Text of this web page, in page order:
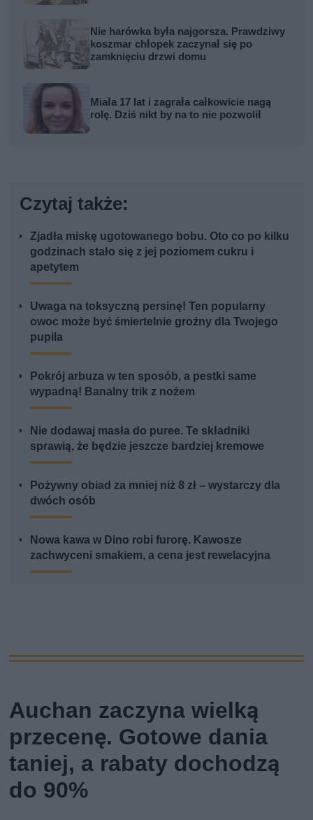
Nie harówka była najgorsza. Prawdziwy
koszmar chłopek zaczynał się po
zamknięciu drzwi domu
Miała 17 lat i zagrała całkowicie nagą
rolę. Dziś nikt by na to nie pozwolił
Czytaj także:
Zjadła miskę ugotowanego bobu. Oto co po kilku
godzinach stało się z jej poziomem cukru i
apetytem
Uwaga na toksyczną persinę! Ten popularny
owoc może być śmiertelnie groźny dla Twojego
pupila
Pokrój arbuza w ten sposób, a pestki same
wypadną! Banalny trik z nożem
Nie dodawaj masła do puree. Te składniki
sprawią, że będzie jeszcze bardziej kremowe
Pożywny obiad za mniej niż 8 zł – wystarczy dla
dwóch osób
Nowa kawa w Dino robi furorę. Kawosze
zachwyceni smakiem, a cena jest rewelacyjna
Auchan zaczyna wielką
przecenę. Gotowe dania
taniej, a rabaty dochodzą
do 90%